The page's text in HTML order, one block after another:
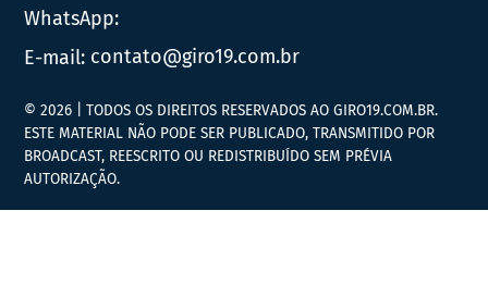
WhatsApp:
E-mail: contato@giro19.com.br
© 2026 | TODOS OS DIREITOS RESERVADOS AO GIRO19.COM.BR.
ESTE MATERIAL NÃO PODE SER PUBLICADO, TRANSMITIDO POR
BROADCAST, REESCRITO OU REDISTRIBUÍDO SEM PRÉVIA
AUTORIZAÇÃO.